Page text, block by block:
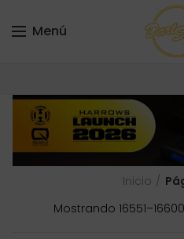
Menú
Inicio
Mostrando